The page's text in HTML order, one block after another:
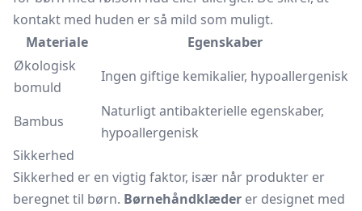
kontakt med huden er så mild som muligt.
Materiale
Egenskaber
Økologisk
bomuld
Ingen giftige kemikalier, hypoallergenisk
Bambus
Naturligt antibakterielle egenskaber,
hypoallergenisk
Sikkerhed
Sikkerhed er en vigtig faktor, især når produkter er
beregnet til børn. Børnehåndklæder er designet med